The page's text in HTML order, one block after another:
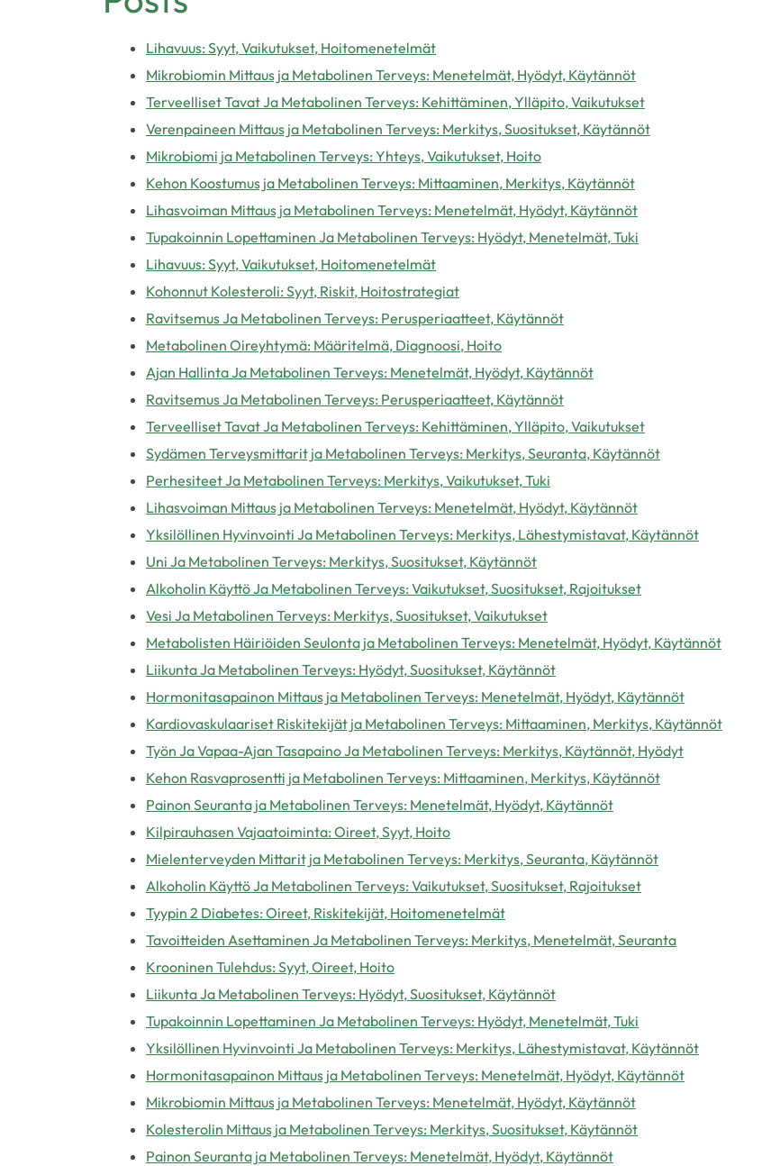
Lihavuus: Syyt, Vaikutukset, Hoitomenetelmät
Mikrobiomin Mittaus ja Metabolinen Terveys: Menetelmät, Hyödyt, Käytännöt
Terveelliset Tavat Ja Metabolinen Terveys: Kehittäminen, Ylläpito, Vaikutukset
Verenpaineen Mittaus ja Metabolinen Terveys: Merkitys, Suositukset, Käytännöt
Mikrobiomi ja Metabolinen Terveys: Yhteys, Vaikutukset, Hoito
Kehon Koostumus ja Metabolinen Terveys: Mittaaminen, Merkitys, Käytännöt
Lihasvoiman Mittaus ja Metabolinen Terveys: Menetelmät, Hyödyt, Käytännöt
Tupakoinnin Lopettaminen Ja Metabolinen Terveys: Hyödyt, Menetelmät, Tuki
Lihavuus: Syyt, Vaikutukset, Hoitomenetelmät
Kohonnut Kolesteroli: Syyt, Riskit, Hoitostrategiat
Ravitsemus Ja Metabolinen Terveys: Perusperiaatteet, Käytännöt
Metabolinen Oireyhtymä: Määritelmä, Diagnoosi, Hoito
Ajan Hallinta Ja Metabolinen Terveys: Menetelmät, Hyödyt, Käytännöt
Ravitsemus Ja Metabolinen Terveys: Perusperiaatteet, Käytännöt
Terveelliset Tavat Ja Metabolinen Terveys: Kehittäminen, Ylläpito, Vaikutukset
Sydämen Terveysmittarit ja Metabolinen Terveys: Merkitys, Seuranta, Käytännöt
Perhesiteet Ja Metabolinen Terveys: Merkitys, Vaikutukset, Tuki
Lihasvoiman Mittaus ja Metabolinen Terveys: Menetelmät, Hyödyt, Käytännöt
Yksilöllinen Hyvinvointi Ja Metabolinen Terveys: Merkitys, Lähestymistavat, Käytännöt
Uni Ja Metabolinen Terveys: Merkitys, Suositukset, Käytännöt
Alkoholin Käyttö Ja Metabolinen Terveys: Vaikutukset, Suositukset, Rajoitukset
Vesi Ja Metabolinen Terveys: Merkitys, Suositukset, Vaikutukset
Metabolisten Häiriöiden Seulonta ja Metabolinen Terveys: Menetelmät, Hyödyt, Käytännöt
Liikunta Ja Metabolinen Terveys: Hyödyt, Suositukset, Käytännöt
Hormonitasapainon Mittaus ja Metabolinen Terveys: Menetelmät, Hyödyt, Käytännöt
Kardiovaskulaariset Riskitekijät ja Metabolinen Terveys: Mittaaminen, Merkitys, Käytännöt
Työn Ja Vapaa-Ajan Tasapaino Ja Metabolinen Terveys: Merkitys, Käytännöt, Hyödyt
Kehon Rasvaprosentti ja Metabolinen Terveys: Mittaaminen, Merkitys, Käytännöt
Painon Seuranta ja Metabolinen Terveys: Menetelmät, Hyödyt, Käytännöt
Kilpirauhasen Vajaatoiminta: Oireet, Syyt, Hoito
Mielenterveyden Mittarit ja Metabolinen Terveys: Merkitys, Seuranta, Käytännöt
Alkoholin Käyttö Ja Metabolinen Terveys: Vaikutukset, Suositukset, Rajoitukset
Tyypin 2 Diabetes: Oireet, Riskitekijät, Hoitomenetelmät
Tavoitteiden Asettaminen Ja Metabolinen Terveys: Merkitys, Menetelmät, Seuranta
Krooninen Tulehdus: Syyt, Oireet, Hoito
Liikunta Ja Metabolinen Terveys: Hyödyt, Suositukset, Käytännöt
Tupakoinnin Lopettaminen Ja Metabolinen Terveys: Hyödyt, Menetelmät, Tuki
Yksilöllinen Hyvinvointi Ja Metabolinen Terveys: Merkitys, Lähestymistavat, Käytännöt
Hormonitasapainon Mittaus ja Metabolinen Terveys: Menetelmät, Hyödyt, Käytännöt
Mikrobiomin Mittaus ja Metabolinen Terveys: Menetelmät, Hyödyt, Käytännöt
Kolesterolin Mittaus ja Metabolinen Terveys: Merkitys, Suositukset, Käytännöt
Painon Seuranta ja Metabolinen Terveys: Menetelmät, Hyödyt, Käytännöt